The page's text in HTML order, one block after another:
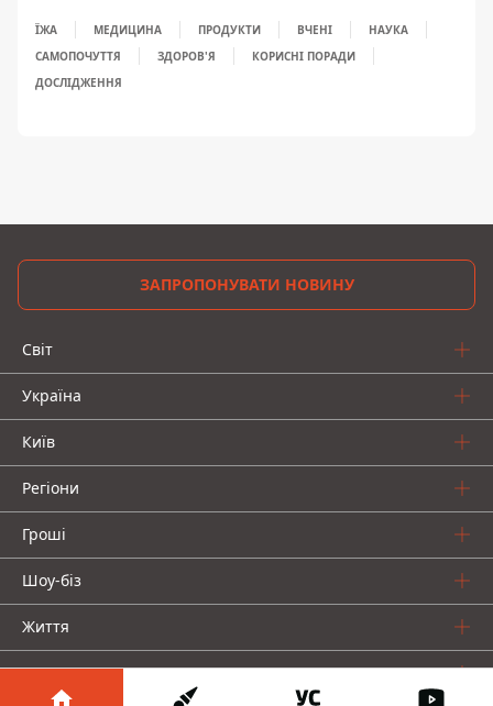
ЇЖА МЕДИЦИНА ПРОДУКТИ ВЧЕНІ
НАУКА
САМОПОЧУТТЯ
ЗДОРОВ'Я
КОРИСНІ ПОРАДИ
ДОСЛІДЖЕННЯ
ЗАПРОПОНУВАТИ НОВИНУ
Світ
Україна
Київ
Регіони
Гроші
Шоу-біз
Життя
Про нас